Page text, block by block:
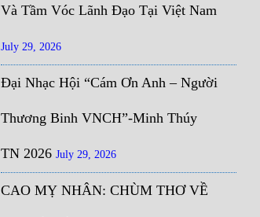
Và Tầm Vóc Lãnh Đạo Tại Việt Nam
July 29, 2026
Đại Nhạc Hội “Cám Ơn Anh – Người
Thương Binh VNCH”-Minh Thúy
TN 2026 July 29, 2026
CAO MỴ NHÂN: CHÙM THƠ VỀ